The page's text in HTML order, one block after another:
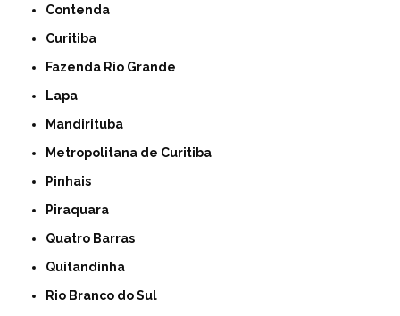
Contenda
Curitiba
Fazenda Rio Grande
Lapa
Mandirituba
Metropolitana de Curitiba
Pinhais
Piraquara
Quatro Barras
Quitandinha
Rio Branco do Sul